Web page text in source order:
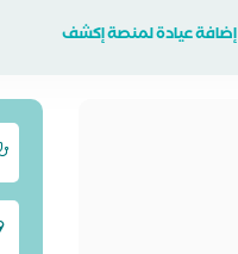
إضافة عيادة لمنصة إكشف